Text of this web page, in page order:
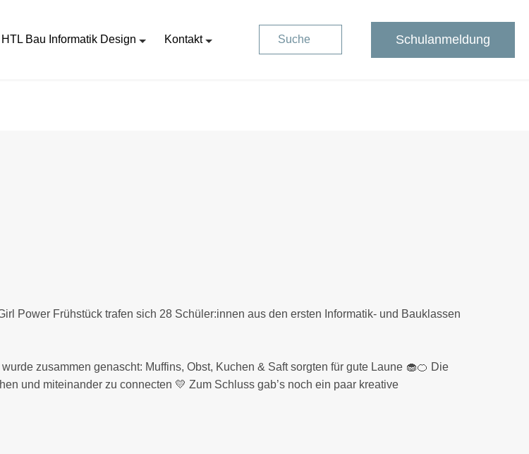
HTL Bau Informatik Design Kontakt Suche Schulanmeldung
Power Frühstück trafen sich 28 Schüler:innen aus den ersten Informatik- und Bauklassen
zusammen genascht: Muffins, Obst, Kuchen & Saft sorgten für gute Laune 🧁🍊 Die
und miteinander zu connecten 💛 Zum Schluss gab’s noch ein paar kreative